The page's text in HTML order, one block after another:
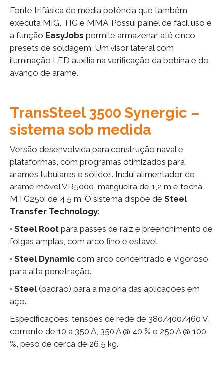
Fonte trifásica de média potência que também
executa MIG, TIG e MMA. Possui painel de fácil uso e
a função EasyJobs permite armazenar até cinco
presets de soldagem. Um visor lateral com
iluminação LED auxilia na verificação da bobina e do
avanço de arame.
TransSteel 3500 Synergic –
sistema sob medida
Versão desenvolvida para construção naval e
plataformas, com programas otimizados para
arames tubulares e sólidos. Inclui alimentador de
arame móvel VR5000, mangueira de 1,2 m e tocha
MTG250i de 4,5 m. O sistema dispõe de Steel
Transfer Technology:
• Steel Root para passes de raiz e preenchimento de
folgas amplas, com arco fino e estável.
• Steel Dynamic com arco concentrado e vigoroso
para alta penetração.
• Steel(padrão) para a maioria das aplicações em
aço.
Especificações: tensões de rede de 380/400/460 V,
corrente de 10 a 350 A, 350 A @ 40 % e 250 A @ 100
%, peso de cerca de 26,5 kg.